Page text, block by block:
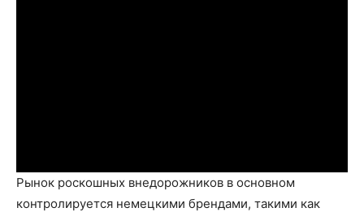
Рынок роскошных внедорожников в основном
контролируется немецкими брендами, такими как